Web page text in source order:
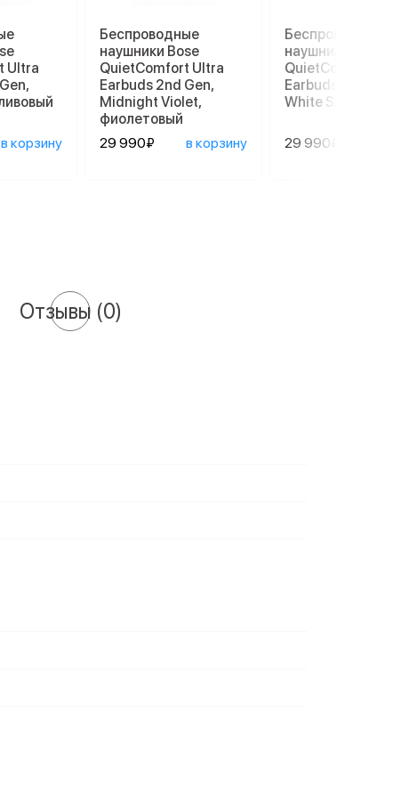
Ultra
в корзину
Беспроводные
наушники Bose
QuietComfort Ultra
Earbuds 2nd Gen,
Midnight Violet,
фиолетовый
29 990₽
в корзину
Беспроводные
наушники Bose
QuietComfort
Earbuds 2nd Gen,
White Smoke,
29 990₽
Отзывы (0)